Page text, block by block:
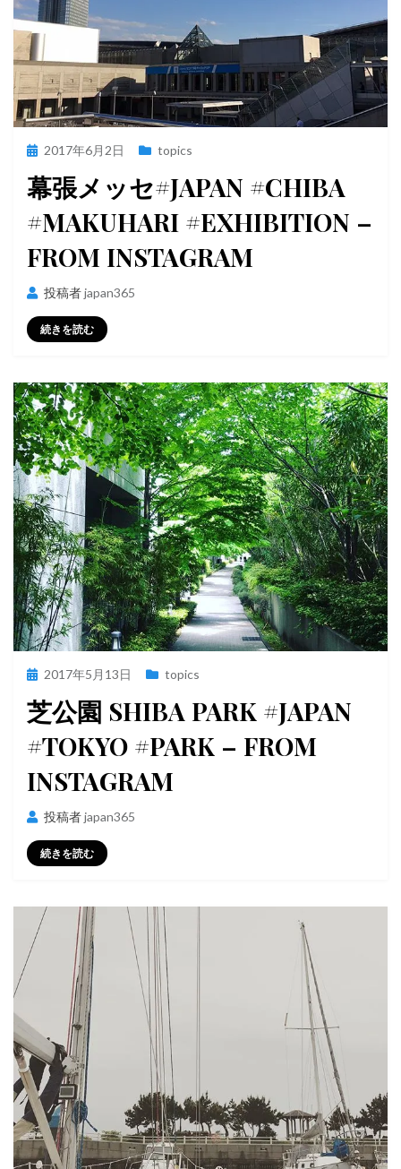
投
日:
2017年6月2日 topics
幕張メッセ#JAPAN #CHIBA
#MAKUHARI #EXHIBITION –
FROM INSTAGRAM
投稿者japan365
続きを読む
投
日:
2017年5月13日 topics
芝公園 SHIBA PARK #JAPAN
#TOKYO #PARK – FROM
INSTAGRAM
投稿者japan365
続きを読む